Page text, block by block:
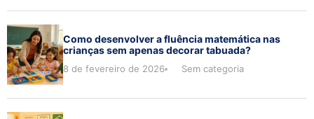
Como desenvolver a fluência matemática nas
crianças sem apenas decorar tabuada?
8 de fevereiro de 2026 Sem categoria